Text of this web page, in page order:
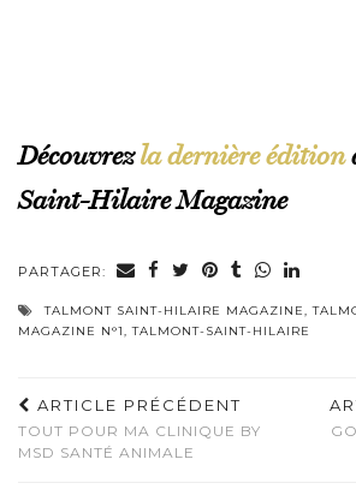
Découvrezla dernière édition
Saint-Hilaire Magazine
PARTAGER:
TALMONT SAINT-HILAIRE MAGAZINE ,
MAGAZINE N°1
,TALMONT-SAINT-HILAIRE
ARTICLE PRÉCÉDENT
TOUT POUR MA CLINIQUE BY
MSD SANTÉ ANIMALE